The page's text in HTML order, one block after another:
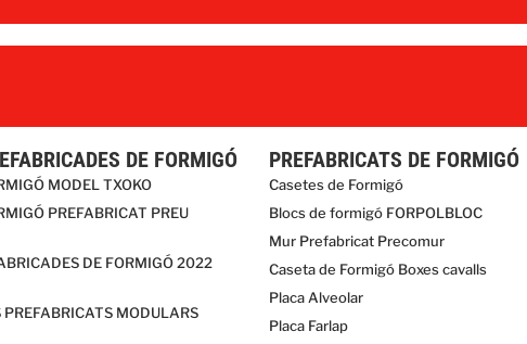
DE FORMIGÓ
MODEL TXOKO
PREFABRICAT PREU
DE FORMIGÓ 2022
PREFABRICATS MODULARS
PREFABRICATS DE FORMIGÓ
Casetes de Formigó
Blocs de formigó FORPOLBLOC
Mur Prefabricat Precomur
Caseta de Formigó Boxes cavalls
Placa Alveolar
Placa Farlap